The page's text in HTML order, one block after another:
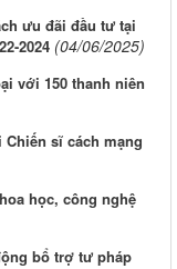
ưu đãi đầu tư tại
2024 (04/06/2025)
với 150 thanh niên
Chiến sĩ cách mạng
học, công nghệ
bổ trợ tư pháp